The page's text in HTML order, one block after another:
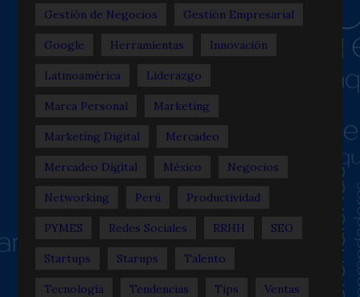
Gestión de Negocios Gestión Empresarial
Google Herramientas Innovación
Latinoamérica Liderazgo
Marca Personal Marketing
Marketing Digital Mercadeo
Mercadeo Digital México Negocios
Networking Perú Productividad
PYMES Redes Sociales RRHH SEO
Startups Starups Talento
Tecnología Tendencias Tips Ventas